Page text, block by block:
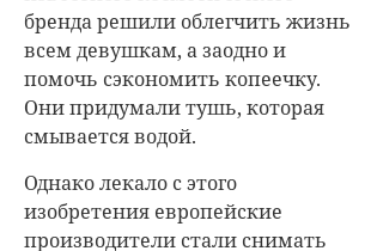
бренда решили облегчить жизнь
всем девушкам, а заодно и
помочь сэкономить копеечку.
Они придумали тушь, которая
смывается водой.
Однако лекало с этого
изобретения европейские
производители стали снимать